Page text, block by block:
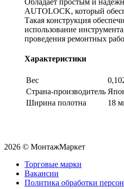
AUTOLOCK, который
Такая конструкция
использование
проведения ремонтных
Характеристики
Вес
Страна-производитель
Ширина полотна
18
2026 © МонтажМаркет
Торговые марки
Вакансии
Политика обработки